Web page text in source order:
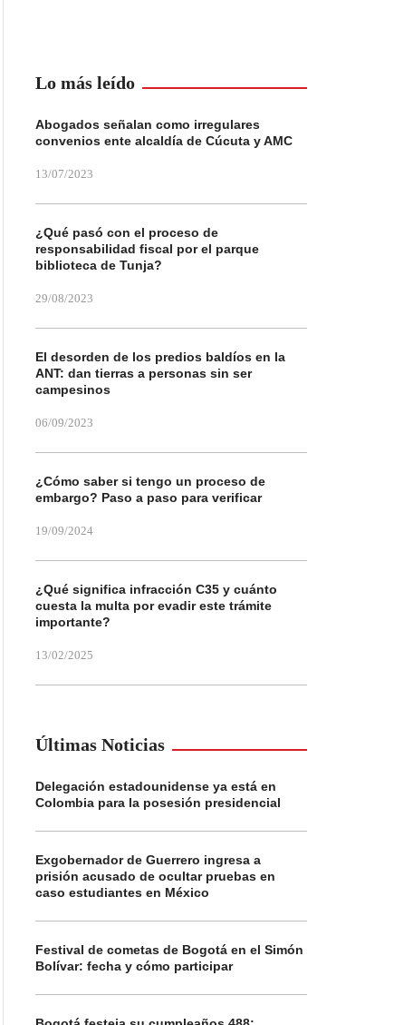
Lo más leído
Abogados señalan como irregulares
convenios ente alcaldía de Cúcuta y AMC
13/07/2023
¿Qué pasó con el proceso de
responsabilidad fiscal por el parque
biblioteca de Tunja?
29/08/2023
El desorden de los predios baldíos en la
ANT: dan tierras a personas sin ser
campesinos
06/09/2023
¿Cómo saber si tengo un proceso de
embargo? Paso a paso para verificar
19/09/2024
¿Qué significa infracción C35 y cuánto
cuesta la multa por evadir este trámite
importante?
13/02/2025
Últimas Noticias
Delegación estadounidense ya está en
Colombia para la posesión presidencial
Exgobernador de Guerrero ingresa a
prisión acusado de ocultar pruebas en
caso estudiantes en México
Festival de cometas de Bogotá en el Simón
Bolívar: fecha y cómo participar